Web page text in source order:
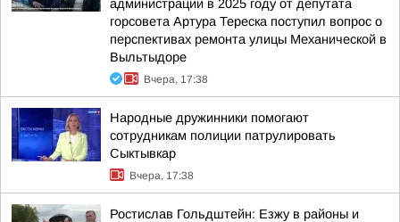
администрации в 2025 году от депутата
горсовета Артура Тереска поступил вопрос о
перспективах ремонта улицы Механической в
Выльтыдоре
Вчера, 17:38
Народные дружинники помогают
сотрудникам полиции патрулировать
Сыктывкар
Вчера, 17:38
Ростислав Гольдштейн: Езжу в районы и